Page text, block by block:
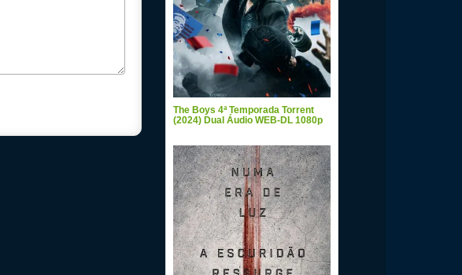
The Boys 4ª Temporada Torrent
(2024) Dual Áudio WEB-DL 1080p